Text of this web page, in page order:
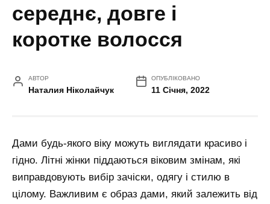
середнє, довге і
коротке волосся
АВТОР
Наталия Ніколайчук
ОПУБЛІКОВАНО
11 Січня, 2022
Дами будь-якого віку можуть виглядати красиво і
гідно. Літні жінки піддаються віковим змінам, які
виправдовують вибір зачіски, одягу і стилю в
цілому. Важливим є образ дами, який залежить від